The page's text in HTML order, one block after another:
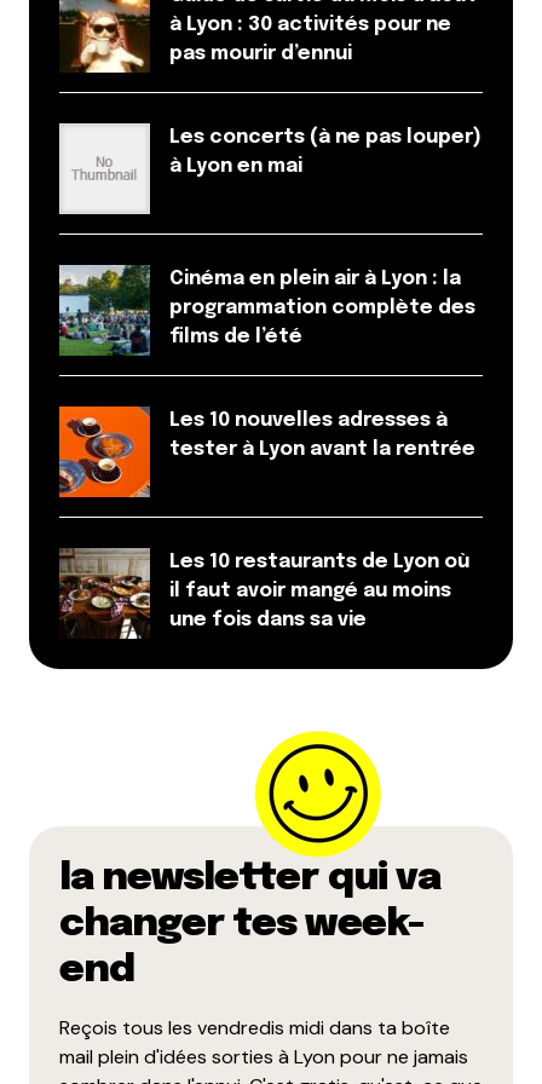
Répondre
Je pense aussi que si tu trouves qu’ils vont avoir
du mal à se renouveler, c’est avant tout parce
que les blogs parodiés ne se renouvellent pas du
tout.
Répondre
@ Camille : ah si, tu m’invites ! Parce que mon
sentiment général, c’est quand même qu’ils sont
géniaux, même si c’est pour faire leur pub, ça
n’enlève rien ! Allez, je peux venir, dis ??!
@ Qyrool : En fait c’est l’histoire de la poule et de
l’oeuf, puisque si les blogs de mode ne se
renouvellent pas, imaginer se renouveler en les
parodiant est un exercice mort-né, non?! Mais si j’ai
n’était pas le cas. L’idée était juste d’apporter un
avis complémentaire aux hordes de « wow, génial,
ils sont vraiment trop forts » !
Camille d'Essayage
Répondre
En fait CamDEss elle voudrait juste être parodiée
(mouahahaaaaa ^^)
Myrtille
23 juin 2010 à 17 h 56 min
Répondre
à Lyon : 30 activités pour ne
pas mourir d’ennui
Les concerts (à ne pas louper)
à Lyon en mai
Cinéma en plein air à Lyon : la
programmation complète des
films de l’été
Les 10 nouvelles adresses à
tester à Lyon avant la rentrée
Les 10 restaurants de Lyon où
il faut avoir mangé au moins
une fois dans sa vie
la newsletter qui va
changer tes week-
end
Reçois tous les vendredis midi dans ta boîte
mail plein d'idées sorties à Lyon pour ne jamais